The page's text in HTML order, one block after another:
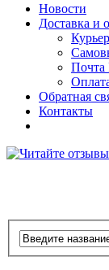
Новости
Доставка и
Почта
Обратная
Контакты